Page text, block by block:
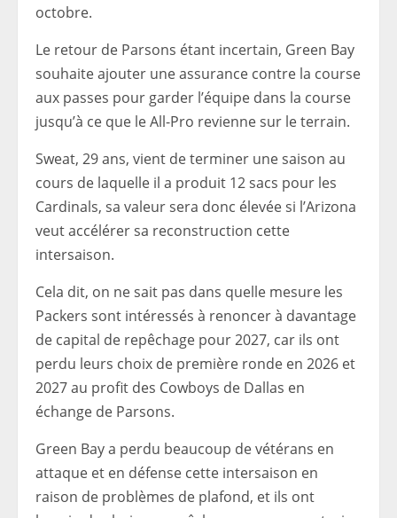
octobre.
Le retour de Parsons étant incertain, Green Bay
souhaite ajouter une assurance contre la course
aux passes pour garder l’équipe dans la course
jusqu’à ce que le All-Pro revienne sur le terrain.
Sweat, 29 ans, vient de terminer une saison au
cours de laquelle il a produit 12 sacs pour les
Cardinals, sa valeur sera donc élevée si l’Arizona
veut accélérer sa reconstruction cette
intersaison.
Cela dit, on ne sait pas dans quelle mesure les
Packers sont intéressés à renoncer à davantage
de capital de repêchage pour 2027, car ils ont
perdu leurs choix de première ronde en 2026 et
2027 au profit des Cowboys de Dallas en
échange de Parsons.
Green Bay a perdu beaucoup de vétérans en
attaque et en défense cette intersaison en
raison de problèmes de plafond, et ils ont